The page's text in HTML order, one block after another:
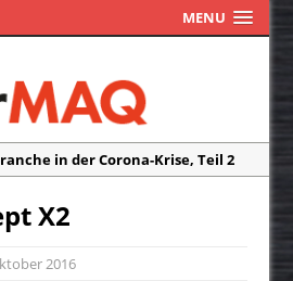
MENU
in der Corona-Krise, Teil 1
überflüssig
X2
2016